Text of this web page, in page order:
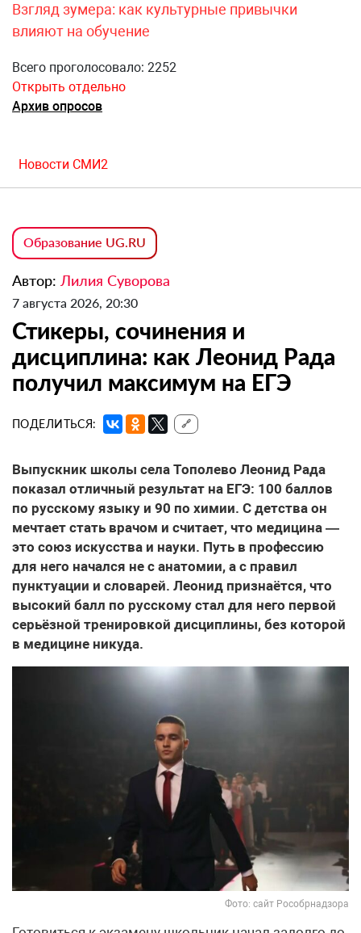
Взгляд зумера: как культурные привычки
влияют на обучение
Всего проголосовало: 2252
Открыть отдельно
Архив опросов
Новости СМИ2
Образование UG.RU
Автор: Лилия Суворова
7 августа 2026, 20:30
Стикеры, сочинения и
дисциплина: как Леонид Рада
получил максимум на ЕГЭ
ПОДЕЛИТЬСЯ: 🔗
Выпускник школы села Тополево Леонид Рада
показал отличный результат на ЕГЭ: 100 баллов
по русскому языку и 90 по химии. С детства он
мечтает стать врачом и считает, что медицина —
это союз искусства и науки. Путь в профессию
для него начался не с анатомии, а с правил
пунктуации и словарей. Леонид признаётся, что
высокий балл по русскому стал для него первой
серьёзной тренировкой дисциплины, без которой
в медицине никуда.
Фото: сайт Рособрнадзора